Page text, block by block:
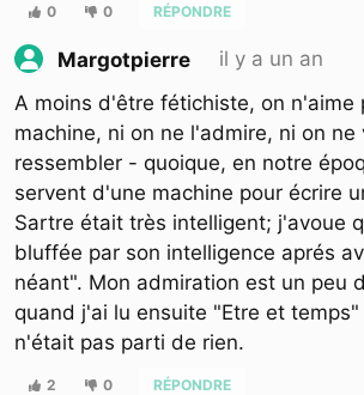
0 0 RÉPONDRE
Margotpierre
il y a un an
A moins d'être fétichiste, on n'aime
machine, ni on ne l'admire, ni on ne
ressembler - quoique, en notre
servent d'une machine pour écrire
Sartre était très intelligent; j'avoue
bluffée par son intelligence aprés
néant". Mon admiration est un peu
quand j'ai lu ensuite "Etre et
n'était pas parti de rien.
2 0 RÉPONDRE